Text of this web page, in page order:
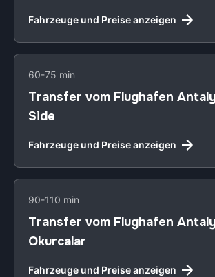
Fahrzeuge und Preise anzeigen
60-75 min
Transfer vom Flughafen
Side
Fahrzeuge und Preise anzeigen
90-110 min
Transfer vom Flughafen
Okurcalar
Fahrzeuge und Preise anzeigen